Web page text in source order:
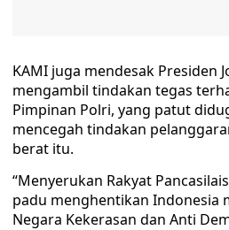
KAMI juga mendesak Presiden
mengambil tindakan tegas
Pimpinan Polri, yang patut
mencegah tindakan
berat itu.
“Menyerukan Rakyat
padu menghentikan Indonesia
Negara Kekerasan dan Anti